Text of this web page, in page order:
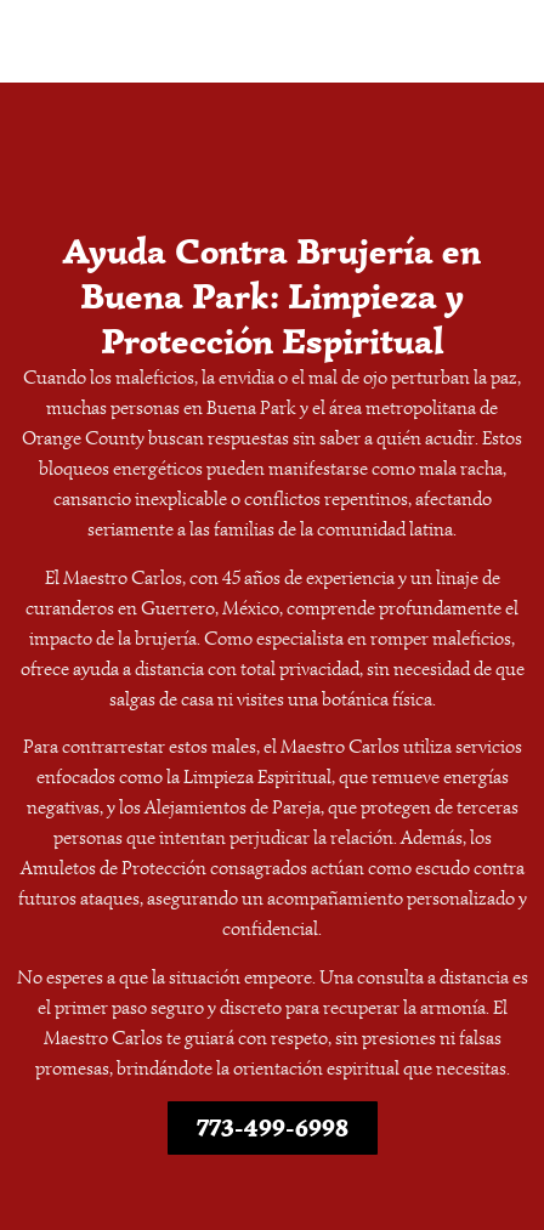
Ayuda Contra Brujería en
Buena Park: Limpieza y
Protección Espiritual
Cuando los maleficios, la envidia o el mal de ojo perturban la paz,
muchas personas en Buena Park y el área metropolitana de
Orange County buscan respuestas sin saber a quién acudir. Estos
bloqueos energéticos pueden manifestarse como mala racha,
cansancio inexplicable o conflictos repentinos, afectando
seriamente a las familias de la comunidad latina.
El Maestro Carlos, con 45 años de experiencia y un linaje de
curanderos en Guerrero, México, comprende profundamente el
impacto de la brujería. Como especialista en romper maleficios,
ofrece ayuda a distancia con total privacidad, sin necesidad de que
salgas de casa ni visites una botánica física.
Para contrarrestar estos males, el Maestro Carlos utiliza servicios
enfocados como la Limpieza Espiritual, que remueve energías
negativas, y los Alejamientos de Pareja, que protegen de terceras
personas que intentan perjudicar la relación. Además, los
Amuletos de Protección consagrados actúan como escudo contra
futuros ataques, asegurando un acompañamiento personalizado y
confidencial.
No esperes a que la situación empeore. Una consulta a distancia es
el primer paso seguro y discreto para recuperar la armonía. El
Maestro Carlos te guiará con respeto, sin presiones ni falsas
promesas, brindándote la orientación espiritual que necesitas.
773-499-6998